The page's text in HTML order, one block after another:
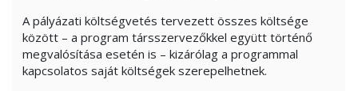
A pályázati költségvetés tervezett összes költsége
között – a program társszervezőkkel együtt történő
megvalósítása esetén is – kizárólag a programmal
kapcsolatos saját költségek szerepelhetnek.